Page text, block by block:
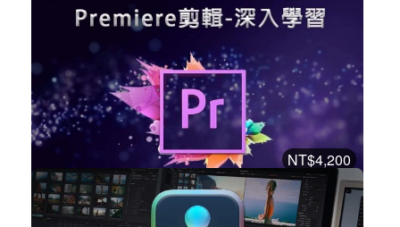
室內設計證照全修班
購買後有效期限：2027-08-08
15884
NT$4,200
Premiere剪輯-深入學習
設計工具 加入購物車